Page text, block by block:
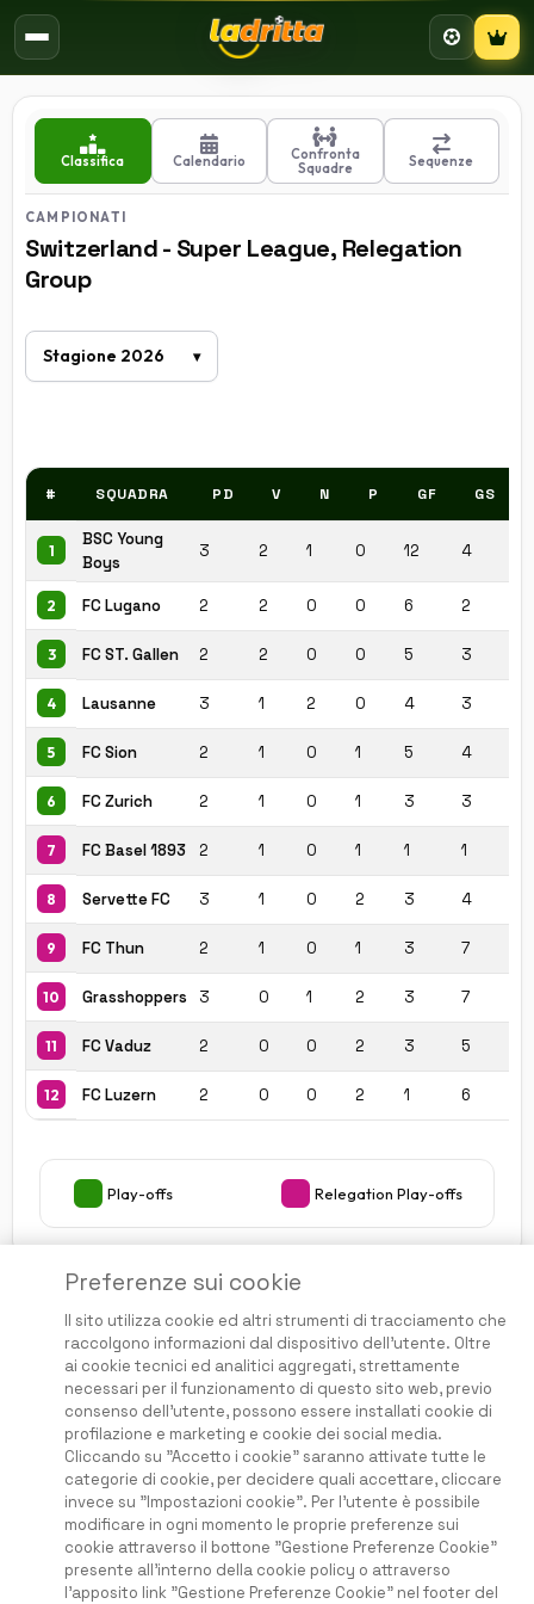
Preferenze sui cookie
Il sito utilizza cookie ed altri strumenti di tracciamento che
raccolgono informazioni dal dispositivo dell'utente. Oltre
ai cookie tecnici ed analitici aggregati, strettamente
necessari per il funzionamento di questo sito web, previo
consenso dell'utente, possono essere installati cookie di
profilazione e marketing e cookie dei social media.
Cliccando su "Accetto i cookie" saranno attivate tutte le
categorie di cookie, per decidere quali accettare, cliccare
invece su "Impostazioni cookie". Per l'utente è possibile
modificare in ogni momento le proprie preferenze sui
cookie attraverso il bottone "Gestione Preferenze Cookie"
presente all'interno della cookie policy o attraverso
l'apposito link "Gestione Preferenze Cookie" nel footer del
Classifica Calendario
Confronta
Squadre
Sequenze
CAMPIONATI
Switzerland - Super League, Relegation
Group
# SQUADRA PD V N P GF GS
1
BSC Young
Boys
3 2 1 0 12 4
2 FC Lugano 2 2 0 0 6 2
3 FC ST. Gallen 2 2 0 0 5 3
4 Lausanne 3 1 2 0 4 3
5 FC Sion 2 1 0 1 5 4
6 FC Zurich 2 1 0 1 3 3
7 FC Basel 1893 2 1 0 1 1 1
8 Servette FC 3 1 0 2 3 4
9 FC Thun 2 1 0 1 3 7
10 Grasshoppers 3 0 1 2 3 7
11 FC Vaduz 2 0 0 2 3 5
12 FC Luzern 2 0 0 2 1 6
Play-offs Relegation Play-offs
Questo Sito non guadagna dalle perdite degli utenti
Home
Condizioni e Termini
Privacy e Cookies